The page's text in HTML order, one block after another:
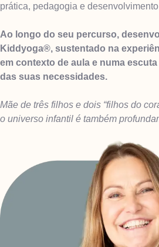
prática, pedagogia e
Ao longo do seu percurso,
Kiddyoga®, sustentado na
em contexto de aula e numa
das suas necessidades.
Mãe de três filhos e dois “filhos do
o universo infantil é também